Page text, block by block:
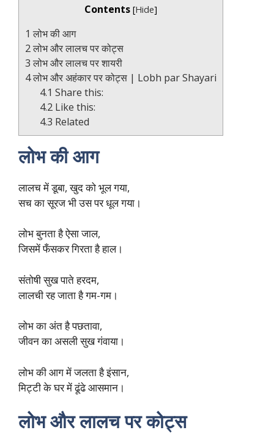
Contents [Hide]
1 लोभ की आग
2लोभ और लालच पर कोट्स
3लोभ और लालच पर शायरी
4लोभ और अहंकार पर कोट्स | Lobh par Shayari
4.1 Share this:
4.2 Like this:
4.3 Related
लोभ की आग
लालच में डूबा, खुद को भूल गया,
सच का सूरज भी उस पर धूल गया।
लोभ बुनता है ऐसा जाल,
जिसमें फँसकर गिरता है हाल।
संतोषी सुख पाते हरदम,
लालची रह जाता है गम-गम।
लोभ का अंत है पछतावा,
जीवन का असली सुख गंवाया।
लोभ की आग में जलता है इंसान,
मिट्टी के घर में ढूंढे आसमान।
लोभ और लालच पर कोट्स